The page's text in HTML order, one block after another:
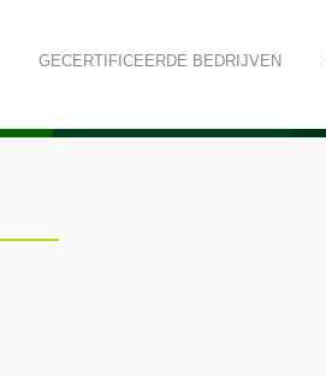
GECERTIFICEERDE BEDRIJVEN